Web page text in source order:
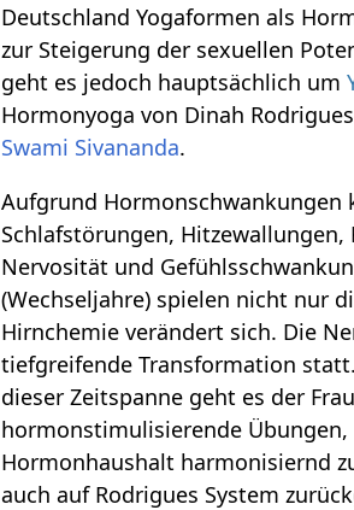
Deutschland Yogaformen als
zur Steigerung der sexuellen
geht es jedoch hauptsächlich um
Hormonyoga von Dinah
Swami Sivananda.
Aufgrund Hormonschwankungen
Schlafstörungen, Hitzewallungen,
Nervosität und
(Wechseljahre) spielen nicht nur
Hirnchemie verändert sich. Die
tiefgreifende Transformation
dieser Zeitspanne geht es der
hormonstimulisierende
Hormonhaushalt harmonisiernd
auch auf Rodrigues System